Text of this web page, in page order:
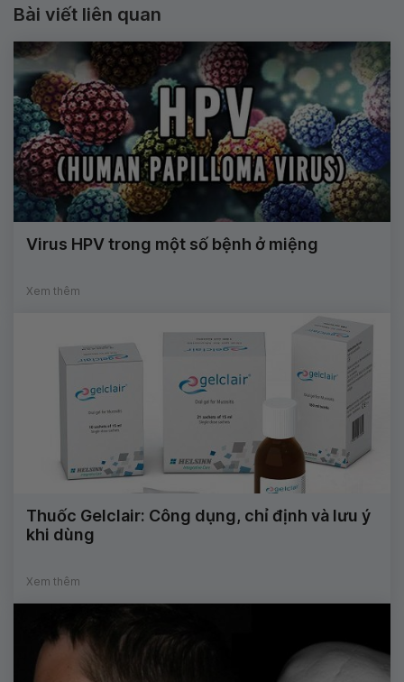
Bài viết liên quan
Virus HPV trong một số bệnh ở miệng
Xem thêm
Thuốc Gelclair: Công dụng, chỉ định và lưu ý
khi dùng
Xem thêm